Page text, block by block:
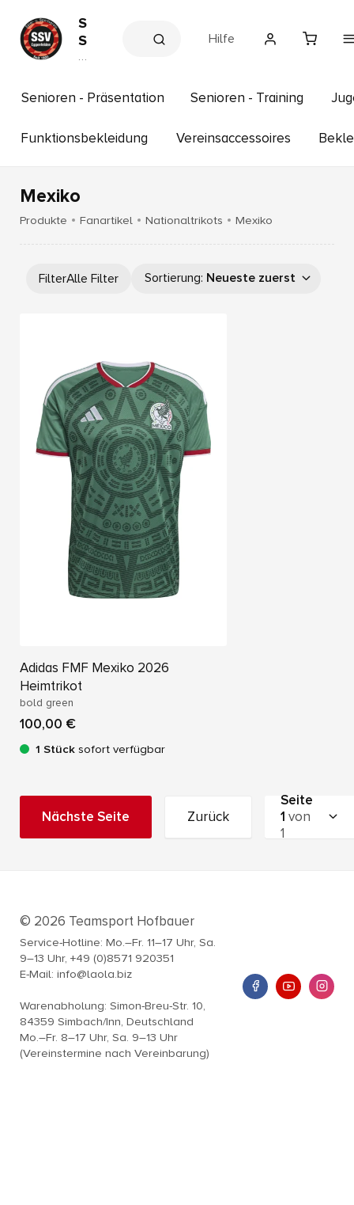
S
S
V
n
l
d
.
e
s
Hilfe
Senioren - Präsentation Senioren - Training
Funktionsbekleidung Vereinsaccessoires
Mexiko
Produkte Fanartikel Nationaltrikots Mexiko
FilterAlle Filter Sortierung: Neueste zuerst
Adidas FMF Mexiko 2026
Heimtrikot
bold green
100,00 €
1 Stück sofort verfügbar
Nächste Seite Zurück
Seite
1 von
1
© 2026 Teamsport Hofbauer
Service-Hotline: Mo.–Fr. 11–17 Uhr, Sa.
9–13 Uhr, +49 (0)8571 920351
E-Mail: info@laola.biz
Warenabholung: Simon-Breu-Str. 10,
84359 Simbach/Inn, Deutschland
Mo.–Fr. 8–17 Uhr, Sa. 9–13 Uhr
(Vereinstermine nach Vereinbarung)